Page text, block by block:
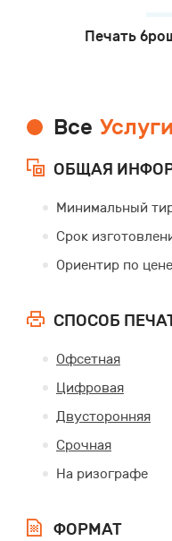
Печать
Все Услуги
ОБЩАЯ
Минимальный
Срок
Ориентир по
СПОСОБ
Офсетная
Цифровая
Двусторонняя
Срочная
На ризографе
ФОРМАТ